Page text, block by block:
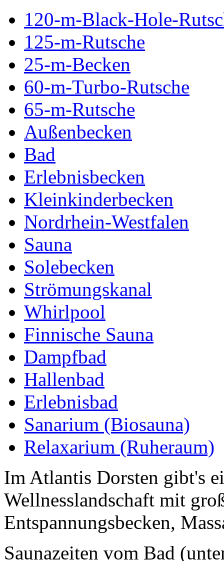
120-m-Black-Hole-
125-m-Rutsche
25-m-Becken
60-m-Turbo-Rutsche
65-m-Rutsche
Außenbecken
Bad
Erlebnisbecken
Kleinkinderbecken
Nordrhein-Westfalen
Sauna
Solebecken
Strömungskanal
Whirlpool
Finnische Sauna
Dampfbad
Hallenbad
Erlebnisbad
Sanarium (Biosauna)
Relaxarium (Ruheraum)
Im Atlantis Dorsten gibt's
Wellnesslandschaft mit
Entspannungsbecken,
Saunazeiten vom Bad